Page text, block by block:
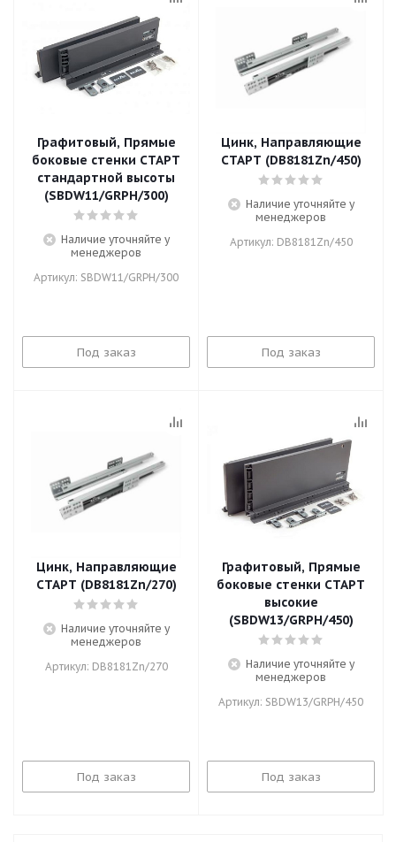
Графитовый, Прямые
боковые стенки СТАРТ
стандартной высоты
(SBDW11/GRPH/300)
Наличие уточняйте у
менеджеров
Артикул: SBDW11/GRPH/300
Под заказ
Цинк, Направляющие
СТАРТ (DB8181Zn/450)
Наличие уточняйте у
менеджеров
Артикул: DB8181Zn/450
Под заказ
Цинк, Направляющие
СТАРТ (DB8181Zn/270)
Наличие уточняйте у
менеджеров
Артикул: DB8181Zn/270
Под заказ
Графитовый, Прямые
боковые стенки СТАРТ
высокие
(SBDW13/GRPH/450)
Наличие уточняйте у
менеджеров
Артикул: SBDW13/GRPH/450
Под заказ